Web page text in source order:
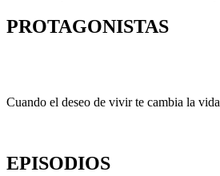
PROTAGONISTAS
Cuando el deseo de vivir te cambia la vida
EPISODIOS